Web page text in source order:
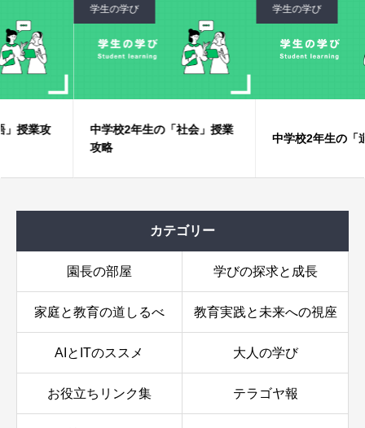
学生の学び
中学校2年生の「社会」授業
学生の学び
中学校2年生の「道徳」
カテゴリー
園長の部屋 学びの探求と成長
家庭と教育の道しるべ 教育実践と未来への視座
AIとITのススメ 大人の学び
お役立ちリンク集 テラゴヤ報
生徒の攻略方法
追加攻略ヒント